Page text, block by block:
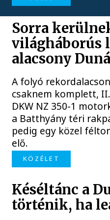
Sorra
világháborús
alacsony
A folyó
csaknem komplett,
DKW NZ 350-1
a Batthyány téri
pedig egy közel
elő.
KÖZÉLET
Késéltánc a
történik, ha